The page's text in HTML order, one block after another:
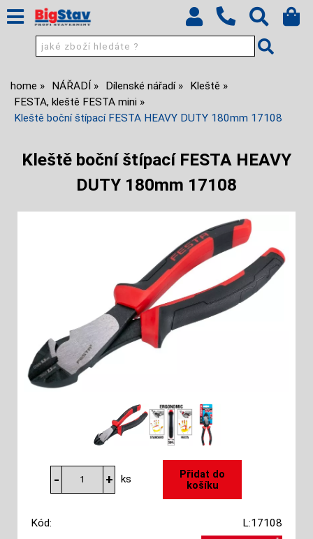
home NÁŘADÍ Dílenské nářadí
Kleště
FESTA, kleště FESTA mini
Kleště boční štípací FESTA HEAVY DUTY 180mm 17108
Kleště boční štípací FESTA HEAVY
DUTY 180mm 17108
ks
Kód:
L:17108